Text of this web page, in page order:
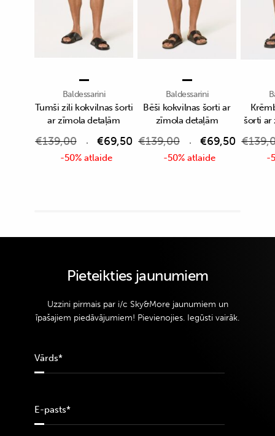
Baldessarini
Tumši zili kokvilnas šorti
ar zīmola detaļām
€139,00 €69,50
-50% atlaide
Baldessarini
Bēši kokvilnas šorti ar
zīmola detaļām
€139,00 €69,50
-50% atlaide
šorti ar
€
-
Pieteikties jaunumiem
Uzzini pirmais par i/c Sky&More jaunumiem un
īpašajiem piedāvājumiem! Pievienojies. Iegūsti vairāk.